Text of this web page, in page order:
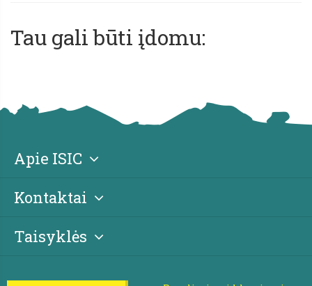
Tau gali būti įdomu:
Apie ISIC
Kontaktai
Taisyklės